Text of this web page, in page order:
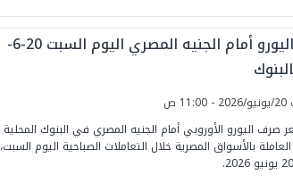
أسعار اليورو أمام الجنيه المصري اليوم السبت 20-6-
ص
صرف اليورو الأوروبي أمام الجنيه المصري في البنوك المحلية
العاملة بالأسواق المصرية خلال التعاملات الصباحية اليوم السبت،